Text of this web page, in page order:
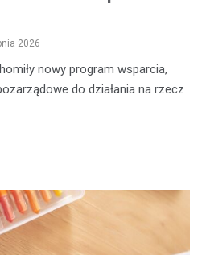
2026
nowy program wsparcia,
do działania na rzecz